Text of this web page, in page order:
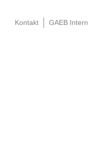
Kontakt GAEB Intern